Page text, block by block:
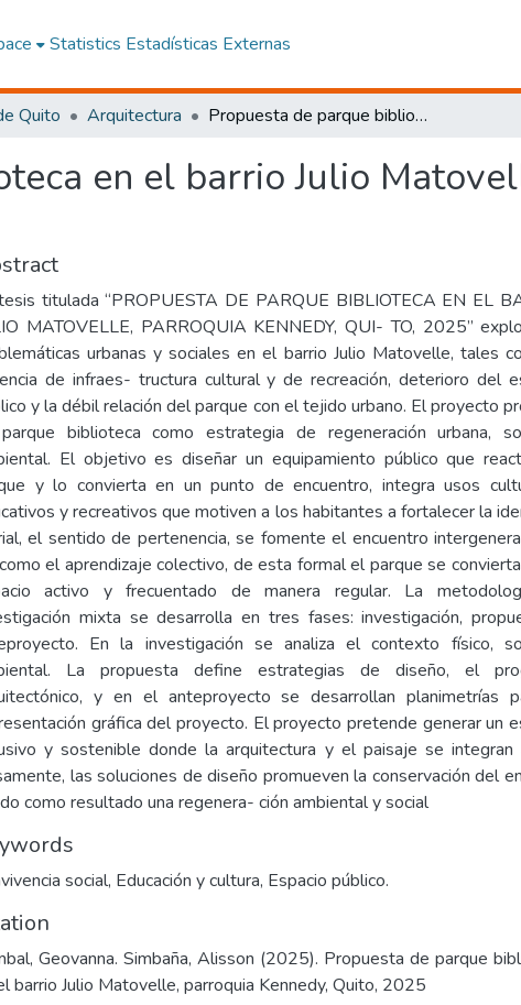
Statistics Estadísticas Externas
Quito Arquitectura Propuesta de parque biblioteca en el barrio Julio Matovelle, parroquia Kennedy, Quito, 2025
en el barrio Julio
titulada “PROPUESTA DE PARQUE BIBLIOTECA EN EL
MATOVELLE, PARROQUIA KENNEDY, QUI- TO, 2025”
urbanas y sociales en el barrio Julio Matovelle, tales
de infraes- tructura cultural y de recreación, deterioro del
y la débil relación del parque con el tejido urbano. El proyecto
biblioteca como estrategia de regeneración urbana,
El objetivo es diseñar un equipamiento público que
y lo convierta en un punto de encuentro, integra usos
y recreativos que motiven a los habitantes a fortalecer la
el sentido de pertenencia, se fomente el encuentro
el aprendizaje colectivo, de esta formal el parque se
activo y frecuentado de manera regular. La
mixta se desarrolla en tres fases: investigación,
En la investigación se analiza el contexto físico,
La propuesta define estrategias de diseño, el
y en el anteproyecto se desarrollan planimetrías
gráfica del proyecto. El proyecto pretende generar un
y sostenible donde la arquitectura y el paisaje se integran
las soluciones de diseño promueven la conservación del
como resultado una regenera- ción ambiental y social
social, Educación y cultura, Espacio público.
Geovanna. Simbaña, Alisson (2025). Propuesta de parque
barrio Julio Matovelle, parroquia Kennedy, Quito, 2025